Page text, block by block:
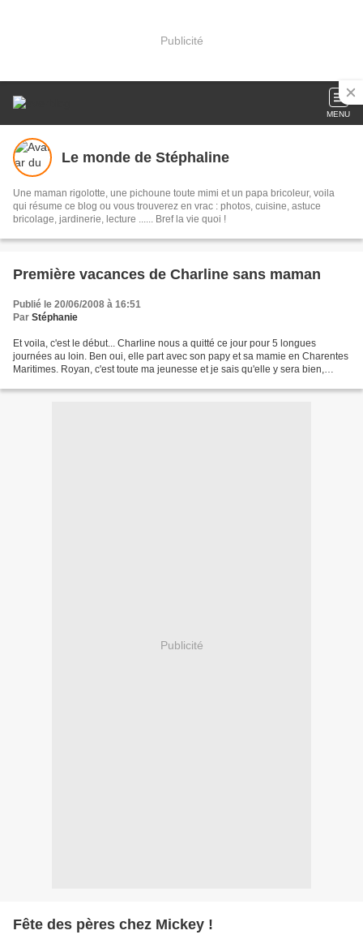
Publicité
MENU
Le monde de Stéphaline
Une maman rigolotte, une pichoune toute mimi et un papa bricoleur, voila
qui résume ce blog ou vous trouverez en vrac : photos, cuisine, astuce
bricolage, jardinerie, lecture ...... Bref la vie quoi !
Première vacances de Charline sans maman
Publié le 20/06/2008 à 16:51
Par Stéphanie
Et voila, c'est le début... Charline nous a quitté ce jour pour 5 longues
journées au loin. Ben oui, elle part avec son papy et sa mamie en Charentes
Maritimes. Royan, c'est toute ma jeunesse et je sais qu'elle y sera bien,
Publicité
Fête des pères chez Mickey !